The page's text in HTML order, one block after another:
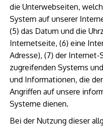
die Unterwebseiten,
System auf unserer
(5) das Datum und die
Internetseite, (6) eine
Adresse), (7) der Internet-
zugreifenden Systems
und Informationen, die
Angriffen auf unsere
Systeme dienen.
Bei der Nutzung dieser